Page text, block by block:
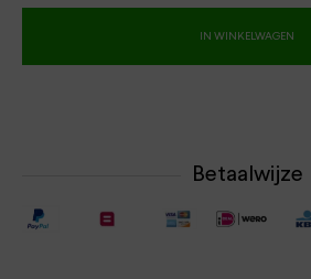
IN WINKELWAGEN
Betaalwijze